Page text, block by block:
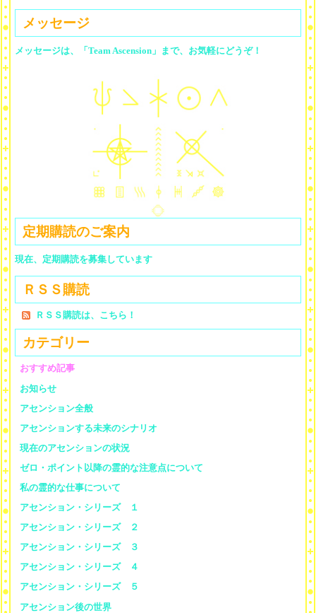
メッセージ
メッセージは、「Team Ascension」まで、お気軽にどうぞ！
定期購読のご案内
現在、定期購読を募集しています
ＲＳＳ購読
ＲＳＳ購読は、こちら！
カテゴリー
おすすめ記事
お知らせ
アセンション全般
アセンションする未来のシナリオ
現在のアセンションの状況
ゼロ・ポイント以降の霊的な注意点について
私の霊的な仕事について
アセンション・シリーズ １
アセンション・シリーズ ２
アセンション・シリーズ ３
アセンション・シリーズ ４
アセンション・シリーズ ５
アセンション後の世界